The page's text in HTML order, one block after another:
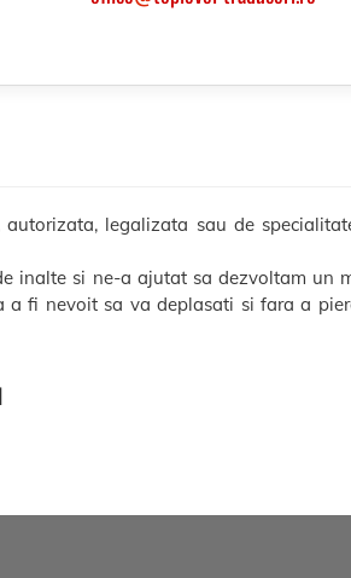
legalizata sau de
inalte si ne-a ajutat sa dezvoltam un
fi nevoit sa va deplasati si fara a